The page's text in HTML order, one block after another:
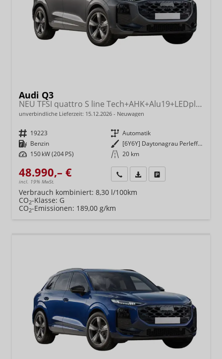
Audi Q3
NEU TFSI quattro S line Tech+AHK+Alu19+LEDplus+KlimaPlus+ExtSchwarz
unverbindliche Lieferzeit: 15.12.2026 Neuwagen
Fahrzeugnr. 19223 Getriebe Automatik
Kraftstoff Benzin Außenfarbe
[6Y6Y] Daytonagrau Perleffekt
Leistung 150 kW (204 PS) Kilometerstand 20 km
48.990,– €
incl. 19% MwSt.
Wir rufen Sie anFahrzeugexposé (PDF)
Verbrauch kombiniert: 8,30 l/100km
CO2-Klasse: G
CO2-Emissionen: 189,00 g/km